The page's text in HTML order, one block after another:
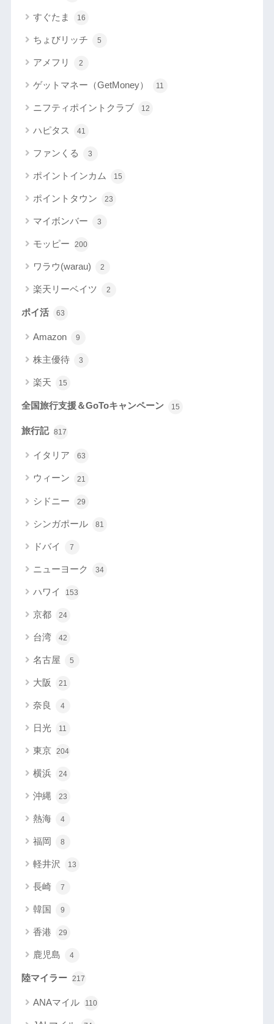
すぐたま 16
ちょびリッチ 5
アメフリ 2
ゲットマネー（GetMoney） 11
ニフティポイントクラブ 12
ハピタス 41
ファンくる 3
ポイントインカム 15
ポイントタウン 23
マイボンバー 3
モッピー 200
ワラウ(warau) 2
楽天リーベイツ 2
ポイ活 63
Amazon 9
株主優待 3
楽天 15
全国旅行支援＆GoToキャンペーン 15
旅行記 817
イタリア 63
ウィーン 21
シドニー 29
シンガポール 81
ドバイ 7
ニューヨーク 34
ハワイ 153
京都 24
台湾 42
名古屋 5
大阪 21
奈良 4
日光 11
東京 204
横浜 24
沖縄 23
熱海 4
福岡 8
軽井沢 13
長崎 7
韓国 9
香港 29
鹿児島 4
陸マイラー 217
ANAマイル 110